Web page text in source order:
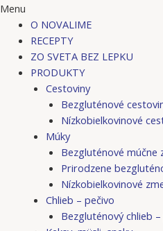
Menu
O NOVALIME
RECEPTY
ZO SVETA BEZ LEPKU
PRODUKTY
Cestoviny
Bezgluténové
Nízkobielkovinové
Múky
Bezgluténové múčne
Prirodzene
Nízkobielkovinové
Chlieb – pečivo
Bezgluténový chlieb